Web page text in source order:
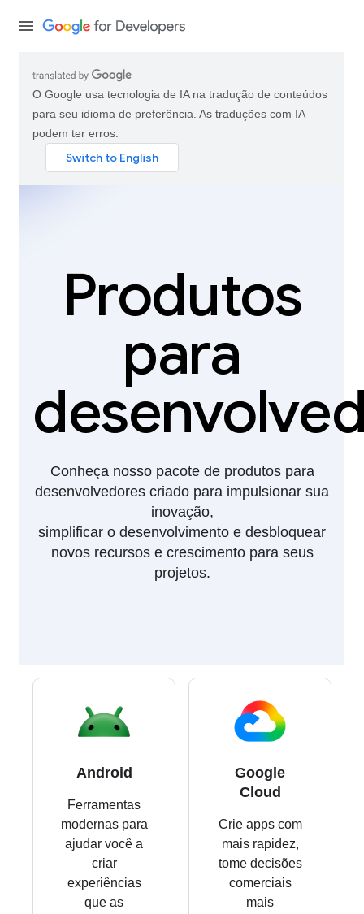
O Google usa tecnologia de IA na tradução de conteúdos
para seu idioma de preferência. As traduções com IA
podem ter erros.
Produtos
para
Conheça nosso pacote de produtos para
desenvolvedores criado para impulsionar sua
inovação,
simplificar o desenvolvimento e desbloquear
novos recursos e crescimento para seus
projetos.
Android
Ferramentas
modernas para
ajudar você a
criar
experiências
que as
Google
Cloud
Crie apps com
mais rapidez,
tome decisões
comerciais
mais